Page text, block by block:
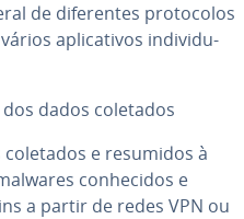
de di­fe­ren­tes pro­to­co­los
apli­ca­ti­vos in­di­vi­du­
dados coletados
e resumidos à
co­nhe­ci­dos e
a partir de redes VPN ou